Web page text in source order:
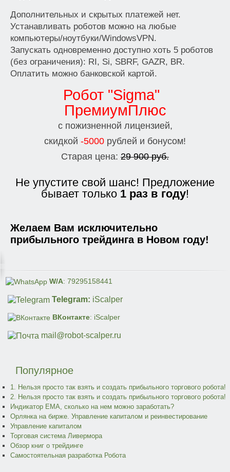
Дополнительных и скрытых платежей нет.
Устанавливать роботов можно на любые
компьютеры/ноутбуки/WindowsVPN.
Запускать одновременно доступно хоть 5 роботов
(без ограничения): RI, Si, SBRF, GAZR, BR.
Оплатить можно банковской картой.
Робот "Sigma"
ПремиумПлюс
с пожизненной лицензией,
скидкой -5000 рублей и бонусом!
Старая цена: 29 900руб.
Не упустите свой шанс! Предложение
бывает только 1 раз в году!
Желаем Вам исключительно
прибыльного трейдинга в Новом году!
W/A: 79295158441
Telegram: iScalper
ВКонтакте: iScalper
mail@robot-scalper.ru
Популярное
1. Нельзя просто так взять и создать прибыльного торгового робота!
2. Нельзя просто так взять и создать прибыльного торгового робота!
Индикатор EMA, сколько на нем можно заработать?
Орлянка на бирже. Управление капиталом и реинвестирование
Управление капиталом
Торговая система Ливермора
Обзор книг о трейдинге
Самостоятельная разработка Робота